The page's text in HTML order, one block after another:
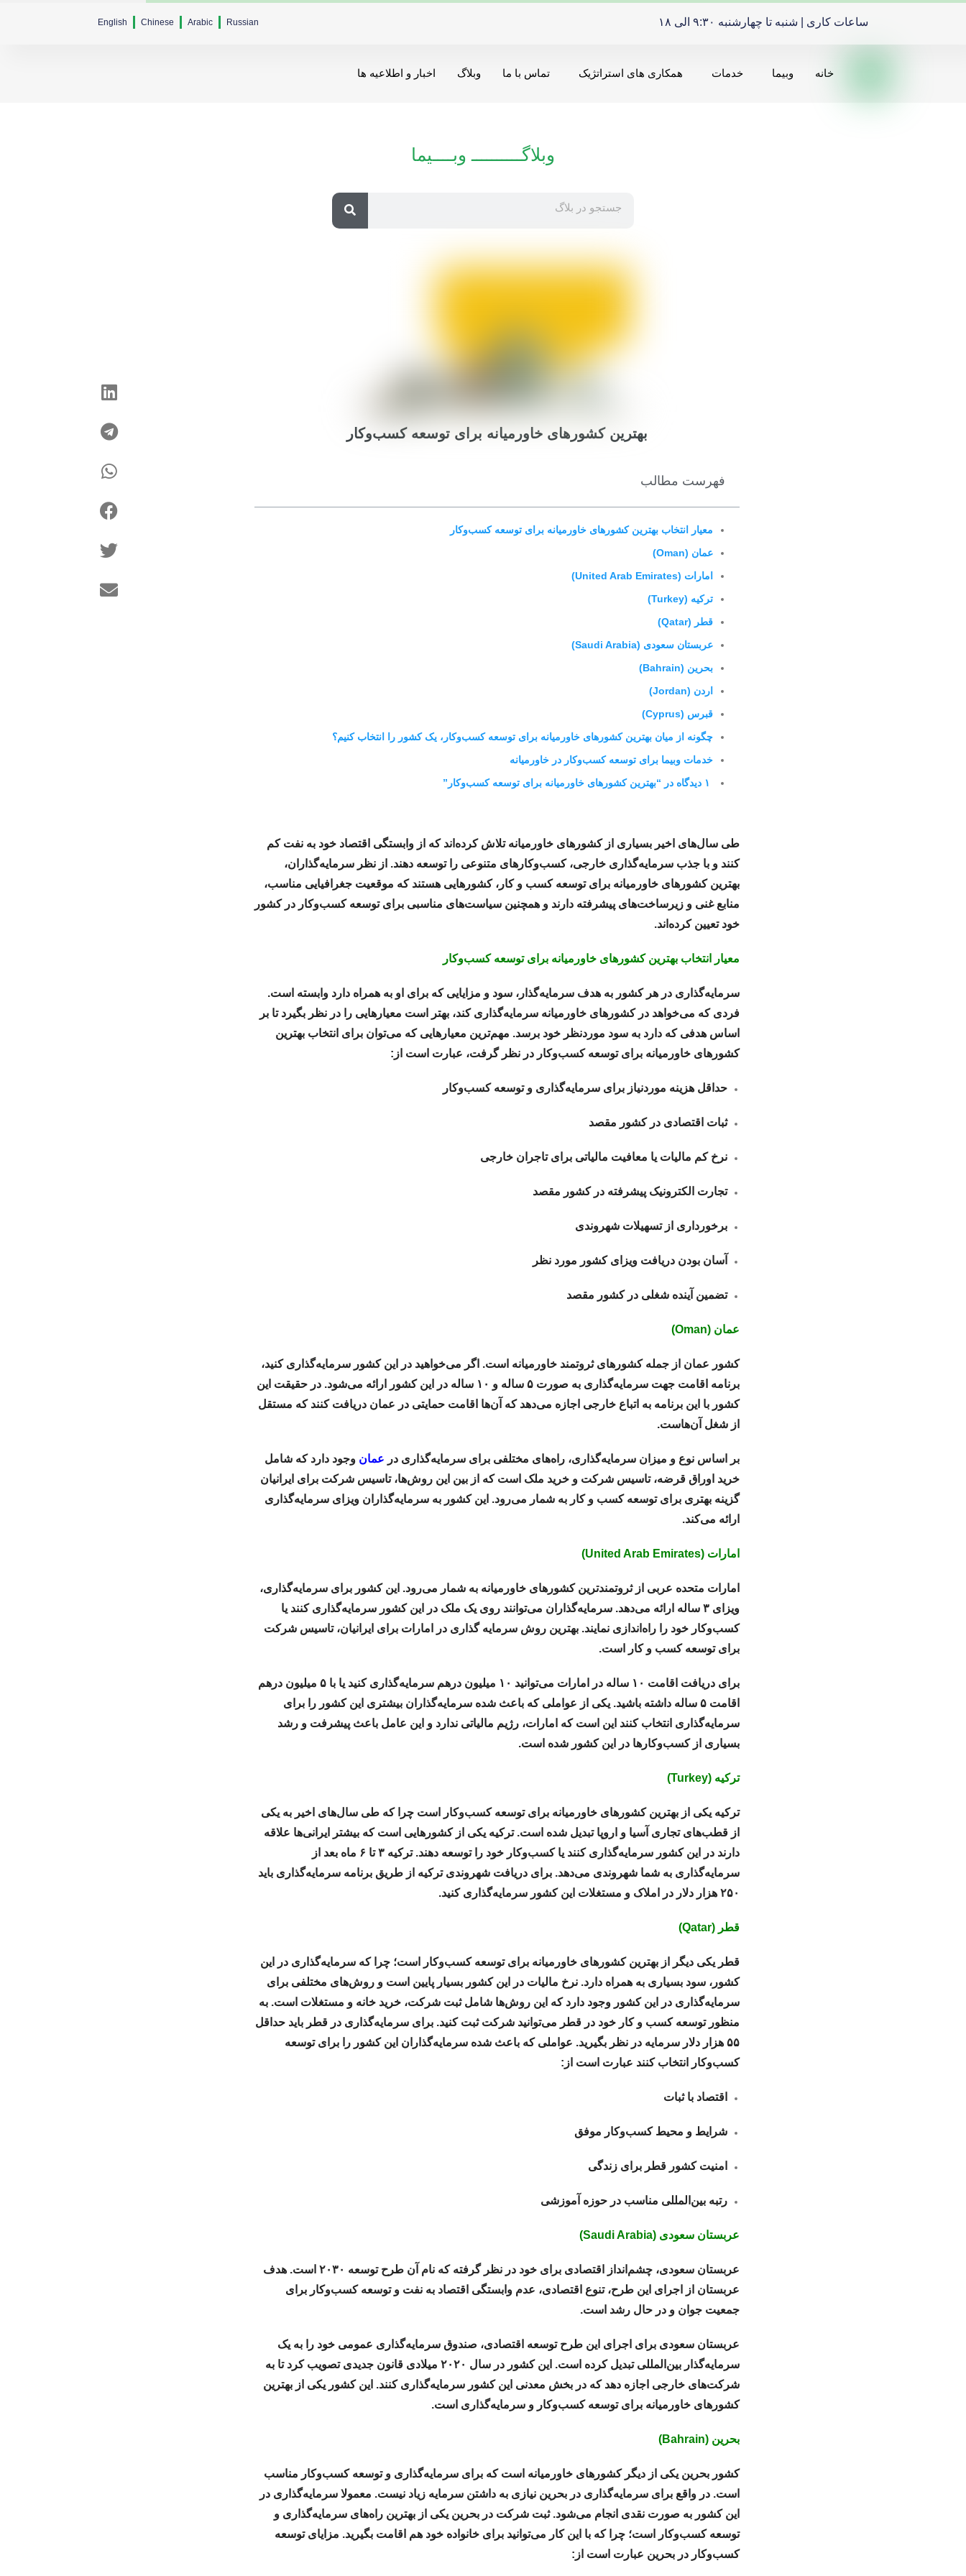
ساعات کاری | شنبه تا چهارشنبه ۹:۳۰ الی ۱۸ Russian
Arabic
Chinese
English
خانه وبیما خدمات همکاری های استراتژیک تماس با ما وبلاگ اخبار و اطلاعیه ها
وبلاگــــــــــ وبــــیما
بهترین کشورهای خاورمیانه برای توسعه کسب‌وکار
فهرست مطالب
معیار انتخاب بهترین کشورهای خاورمیانه برای توسعه کسب‌وکار
عمان (Oman)
امارات (United Arab Emirates)
ترکیه (Turkey)
قطر (Qatar)
عربستان سعودی (Saudi Arabia)
بحرین (Bahrain)
اردن (Jordan)
قبرس (Cyprus)
چگونه از میان بهترین‌ کشورهای خاورمیانه برای توسعه کسب‌وکار، یک کشور را انتخاب کنیم؟
خدمات وبیما برای توسعه کسب‌وکار در خاورمیانه
طی سال‌های اخیر بسیاری از کشورهای خاورمیانه تلاش کرده‌اند که از وابستگی اقتصاد خود به نفت کم
کنند و با جذب سرمایه‌گذاری خارجی، کسب‌وکارهای متنوعی را توسعه دهند. از نظر سرمایه‌گذاران،
بهترین کشورهای خاورمیانه برای توسعه کسب و کار، کشورهایی هستند که موقعیت جغرافیایی مناسب،
منابع غنی و زیرساخت‌های پیشرفته دارند و همچنین سیاست‌های مناسبی برای توسعه کسب‌وکار در کشور
خود تعیین کرده‌اند.
معیار انتخاب بهترین کشورهای خاورمیانه برای توسعه کسب‌وکار
سرمایه‌گذاری در هر کشور به هدف سرمایه‌گذار، سود و مزایایی که برای او به همراه دارد وابسته است.
فردی که می‌خواهد در کشورهای خاورمیانه سرمایه‌گذاری کند، بهتر است معیارهایی را در نظر بگیرد تا بر
اساس هدفی که دارد به سود موردنظر خود برسد. مهم‌ترین معیارهایی که می‌توان برای انتخاب بهترین
کشورهای خاورمیانه برای توسعه کسب‌وکار در نظر گرفت، عبارت است از:
حداقل هزینه موردنیاز برای سرمایه‌گذاری و توسعه کسب‌وکار
ثبات اقتصادی در کشور مقصد
نرخ کم مالیات یا معافیت مالیاتی برای تاجران خارجی
تجارت الکترونیک پیشرفته در کشور مقصد
برخورداری از تسهیلات شهروندی
آسان بودن دریافت ویزای کشور مورد نظر
تضمین آینده شغلی در کشور مقصد
عمان (Oman)
کشور عمان از جمله کشورهای ثروتمند خاورمیانه است. اگر می‌خواهید در این کشور سرمایه‌گذاری کنید،
برنامه اقامت جهت سرمایه‌گذاری به صورت ۵ ساله و ۱۰ ساله در این کشور ارائه می‌شود. در حقیقت این
کشور با این برنامه به اتباع خارجی اجازه می‌دهد که آن‌ها اقامت حمایتی در عمان دریافت کنند که مستقل
از شغل آن‌هاست.
بر اساس نوع و میزان سرمایه‌گذاری، راه‌های مختلفی برای سرمایه‌گذاری در عمان وجود دارد که شامل
خرید اوراق قرضه، تاسیس شرکت و خرید ملک است که از بین این روش‌ها، تاسیس شرکت برای ایرانیان
گزینه بهتری برای توسعه کسب و کار به شمار می‌‌رود. این کشور به سرمایه‌گذاران ویزای سرمایه‌گذاری
ارائه می‌کند.
امارات (United Arab Emirates)
امارات متحده عربی از ثروتمندترین کشورهای خاورمیانه به شمار می‌رود. این کشور برای سرمایه‌گذاری،
ویزای ۳ ساله ارائه می‌دهد. سرمایه‌گذاران می‌توانند روی یک ملک در این کشور سرمایه‌گذاری کنند یا
کسب‌وکار خود را راه‌اندازی نمایند. بهترین روش سرمایه گذاری در امارات برای ایرانیان، تاسیس شرکت
برای توسعه کسب و کار است.
برای دریافت اقامت ۱۰ ساله در امارات می‌توانید ۱۰ میلیون درهم سرمایه‌گذاری کنید یا با ۵ میلیون درهم
اقامت ۵ ساله داشته باشید. یکی از عواملی که باعث شده سرمایه‌گذاران بیشتری این کشور را برای
سرمایه‌گذاری انتخاب کنند این است که امارات، رژیم مالیاتی ندارد و این عامل باعث پیشرفت و رشد
بسیاری از کسب‌وکارها در این کشور شده است.
ترکیه (Turkey)
ترکیه یکی از بهترین کشورهای خاورمیانه برای توسعه کسب‌وکار است چرا که طی سال‌های اخیر به یکی
از قطب‌های تجاری آسیا و اروپا تبدیل شده است. ترکیه یکی از کشورهایی است که بیشتر ایرانی‌ها علاقه
دارند در این کشور سرمایه‌گذاری کنند یا کسب‌وکار خود را توسعه دهند. ترکیه ۳ تا ۶ ماه بعد از
سرمایه‌گذاری به شما شهر‌وندی می‌دهد. برای دریافت شهروندی ترکیه از طریق برنامه سرمایه‌گذاری باید
۲۵۰ هزار دلار در املاک و مستغلات این کشور سرمایه‌گذاری کنید.
قطر (Qatar)
قطر یکی دیگر از بهترین کشورهای خاورمیانه برای توسعه کسب‌وکار است؛ چرا که سرمایه‌گذاری در این
کشور، سود بسیاری به همراه دارد. نرخ مالیات در این کشور بسیار پایین است و روش‌های مختلفی برای
سرمایه‌گذاری در این کشور وجود دارد که این روش‌ها شامل ثبت شرکت، خرید خانه و مستغلات است. به
منظور توسعه کسب و کار خود در قطر می‌توانید شرکت ثبت کنید. برای سرمایه‌گذاری در قطر باید حداقل
۵۵ هزار دلار سرمایه در نظر بگیرید. عواملی که باعث شده سرمایه‌گذاران این کشور را برای توسعه
کسب‌وکار انتخاب کنند عبارت است از:
اقتصاد با ثبات
شرایط و محیط کسب‌وکار موفق
امنیت کشور قطر برای زندگی
رتبه بین‌المللی مناسب در حوزه آموزشی
عربستان سعودی (Saudi Arabia)
عربستان سعودی، چشم‌انداز اقتصادی برای خود در نظر گرفته که نام آن طرح توسعه ۲۰۳۰ است. هدف
عربستان از اجرای این طرح، تنوع اقتصادی، عدم وابستگی اقتصاد به نفت و توسعه کسب‌وکار برای
جمعیت جوان و در حال رشد است.
عربستان سعودی برای اجرای این طرح توسعه اقتصادی، صندوق سرمایه‌گذاری عمومی خود را به یک
سرمایه‌گذار بین‌المللی تبدیل کرده است. این کشور در سال ۲۰۲۰ میلادی قانون جدیدی تصویب کرد تا به
شرکت‌های خارجی اجازه دهد که در بخش معدنی این کشور سرمایه‌گذاری کنند. این کشور یکی از بهترین
کشورهای خاورمیانه برای توسعه کسب‌وکار و سرمایه‌گذاری است.
بحرین (Bahrain)
کشور بحرین یکی از دیگر کشورهای خاورمیانه است که برای سرمایه‌گذاری و توسعه کسب‌وکار مناسب
است. در واقع برای سرمایه‌گذاری در بحرین نیازی به داشتن سرمایه زیاد نیست. معمولا سرمایه‌گذاری در
این کشور به صورت نقدی انجام می‌شود. ثبت شرکت در بحرین یکی از بهترین‌ راه‌های سرمایه‌گذاری و
توسعه کسب‌وکار است؛ چرا که با این کار می‌توانید برای خانواده خود هم اقامت بگیرید. مزایای توسعه
کسب‌وکار در بحرین عبارت است از: